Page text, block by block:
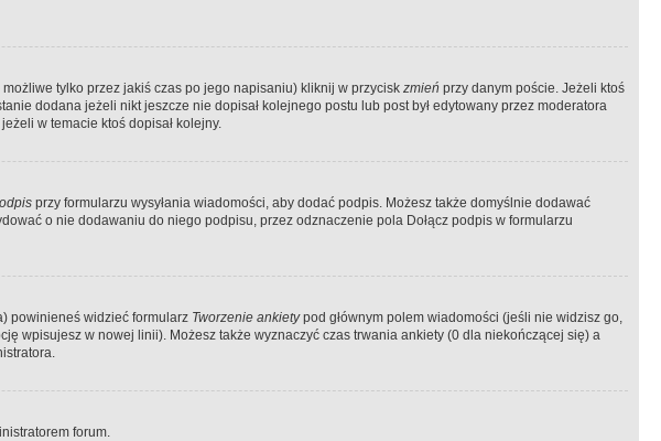
tylko przez jakiś czas po jego napisaniu) kliknij w przycisk zmień przy danym poście. Jeżeli ktoś
dodana jeżeli nikt jeszcze nie dopisał kolejnego postu lub post był edytowany przez moderatora
w temacie ktoś dopisał kolejny.
przy formularzu wysyłania wiadomości, aby dodać podpis. Możesz także domyślnie dodawać
o nie dodawaniu do niego podpisu, przez odznaczenie pola Dołącz podpis w formularzu
powinieneś widzieć formularz Tworzenie ankietypod głównym polem wiadomości (jeśli nie widzisz go,
wpisujesz w nowej linii). Możesz także wyznaczyć czas trwania ankiety (0 dla niekończącej się) a
forum.